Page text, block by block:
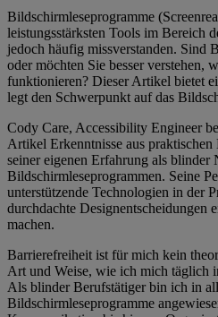
Bildschirmleseprogramme
leistungsstärksten Tools im Bereich
jedoch häufig missverstanden. Sind
oder möchten Sie besser verstehen,
funktionieren? Dieser Artikel bietet
legt den Schwerpunkt auf das
Cody Care, Accessibility Engineer
Artikel Erkenntnisse aus praktischen
seiner eigenen Erfahrung als blinder
Bildschirmleseprogrammen. Seine
unterstützende Technologien in der
durchdachte Designentscheidungen
machen.
Barrierefreiheit ist für mich kein
Art und Weise, wie ich mich täglich
Als blinder Berufstätiger bin ich in
Bildschirmleseprogramme